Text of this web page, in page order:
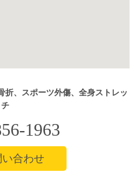
折、スポーツ外傷、全身ストレッ
チ
1963
い合わせ